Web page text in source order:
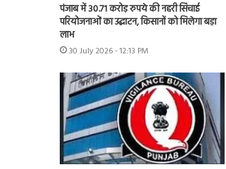
पंजाब में 30.71 करोड़ रुपये की नहरी सिंचाई
परियोजनाओं का उद्घाटन, किसानों को मिलेगा बड़ा
लाभ
30 July 2026 - 12:13 PM